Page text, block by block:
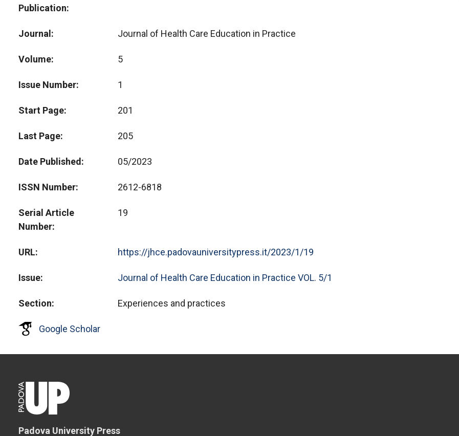
Publication
Journal Journal of Health Care Education in Practice
Volume 5
Issue Number 1
Start Page 201
Last Page 205
Date Published 05/2023
ISSN Number 2612-6818
Serial Article
Number
19
URL https://jhce.padovauniversitypress.it/2023/1/19
Issue Journal of Health Care Education in Practice VOL. 5/1
Section Experiences and practices
Google Scholar
Padova University Press